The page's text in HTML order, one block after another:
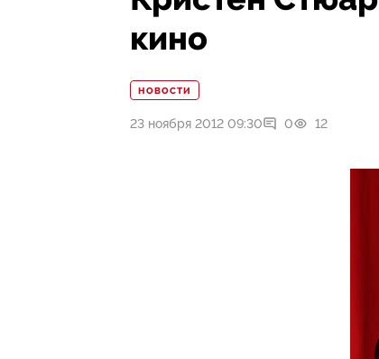
кино
НОВОСТИ
23 ноября 2012 09:30 0 12